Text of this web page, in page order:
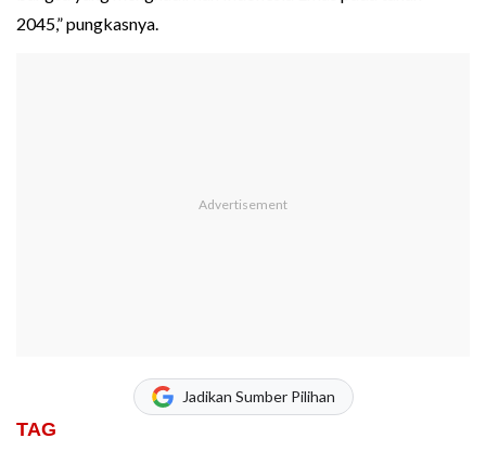
2045,” pungkasnya.
Jadikan Sumber Pilihan
TAG